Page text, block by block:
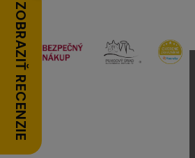
ZOBRAZIŤ RECENZIE